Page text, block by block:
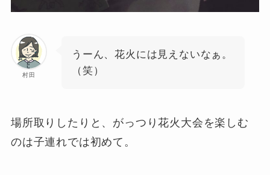
村田
うーん、花火には見えないなぁ。
（笑）
場所取りしたりと、がっつり花火大会を楽しむ
のは子連れでは初めて。